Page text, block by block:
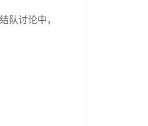
队讨论中，